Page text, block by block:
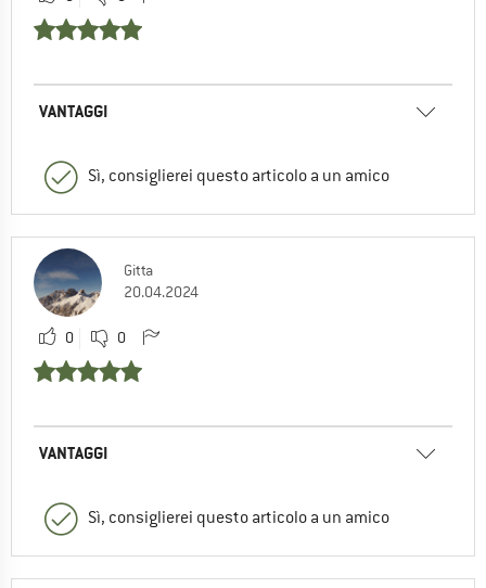
VANTAGGI
Sì, consiglierei questo articolo a un amico
Gitta
20.04.2024
0 0
VANTAGGI
Sì, consiglierei questo articolo a un amico